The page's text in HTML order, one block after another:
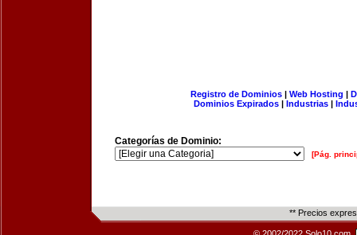
Registro de Dominios| Web Hosting |
Dominios Expirados | Industrias |
Categorías de Dominio:
[Pág.
** Precios